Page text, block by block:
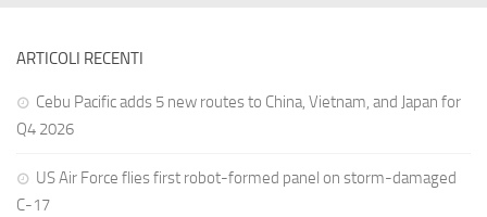
ARTICOLI RECENTI
Cebu Pacific adds 5 new routes to China, Vietnam, and Japan for
Q4 2026
US Air Force flies first robot-formed panel on storm-damaged
C-17